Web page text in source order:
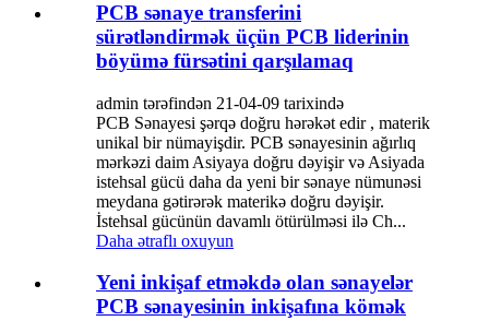
PCB sənaye transferini
sürətləndirmək üçün PCB liderinin
böyümə fürsətini qarşılamaq
admin tərəfindən 21-04-09 tarixində
PCB Sənayesi şərqə doğru hərəkət edir , materik
unikal bir nümayişdir. PCB sənayesinin ağırlıq
mərkəzi daim Asiyaya doğru dəyişir və Asiyada
istehsal gücü daha da yeni bir sənaye nümunəsi
meydana gətirərək materikə doğru dəyişir.
İstehsal gücünün davamlı ötürülməsi ilə Ch...
Daha ətraflı oxuyun
Yeni inkişaf etməkdə olan sənayelər
PCB sənayesinin inkişafına kömək